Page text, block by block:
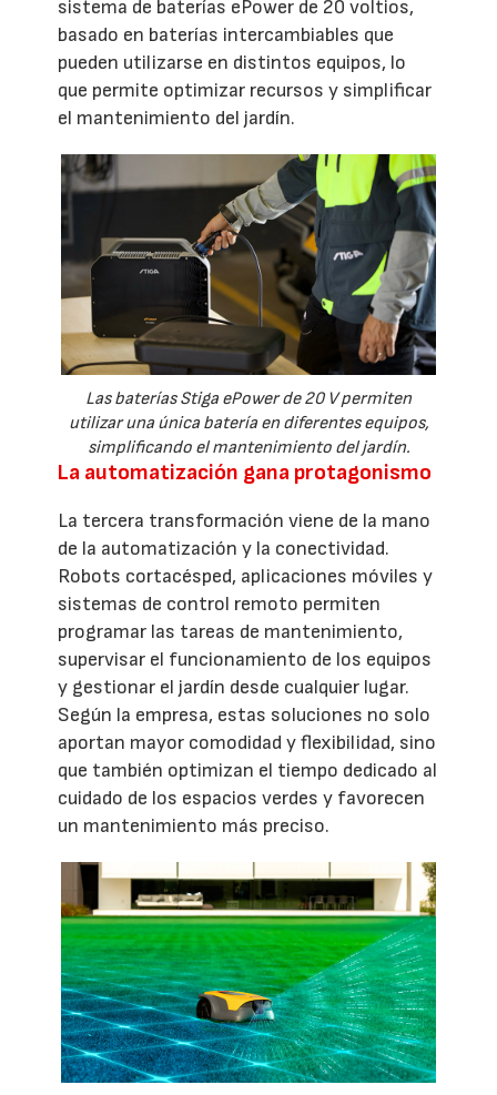
sistema de baterías ePower de 20 voltios,
basado en baterías intercambiables que
pueden utilizarse en distintos equipos, lo
que permite optimizar recursos y simplificar
el mantenimiento del jardín.
Las baterías Stiga ePower de 20 V permiten
utilizar una única batería en diferentes equipos,
simplificando el mantenimiento del jardín.
La automatización gana protagonismo
La tercera transformación viene de la mano
de la automatización y la conectividad.
Robots cortacésped, aplicaciones móviles y
sistemas de control remoto permiten
programar las tareas de mantenimiento,
supervisar el funcionamiento de los equipos
y gestionar el jardín desde cualquier lugar.
Según la empresa, estas soluciones no solo
aportan mayor comodidad y flexibilidad, sino
que también optimizan el tiempo dedicado al
cuidado de los espacios verdes y favorecen
un mantenimiento más preciso.